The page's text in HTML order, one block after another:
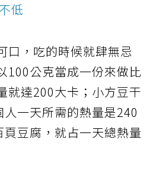
低
口，吃的時候就肆無忌
100公克當成一份來做比
就達200大卡；小方豆干
一天所需的熱量是240
豆腐，就占一天總熱量